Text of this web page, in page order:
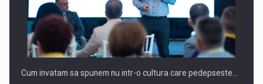
Webinar - Business Evolution-RETHINK STRATEGY-Finantare
Investitii Digitalizare
Cum invatam sa spunem nu intr-o cultura care pedepseste…